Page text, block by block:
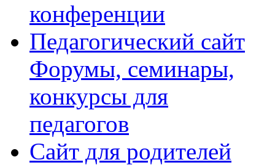
конференции
Педагогический сайт
Форумы, семинары,
конкурсы для
педагогов
Сайт для родителей